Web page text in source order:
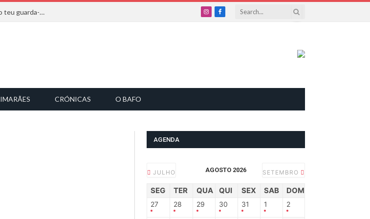
20 marcas que saem diretamente da cidade-berço para o teu guarda-roupa
InstagramFacebook
CRÓNICAS O BAFO
AGENDA
JULHO AGOSTO 2026 SETEMBRO
SEG TER QUA QUI SEX SAB DOM
27 28 29 30 31 1 2